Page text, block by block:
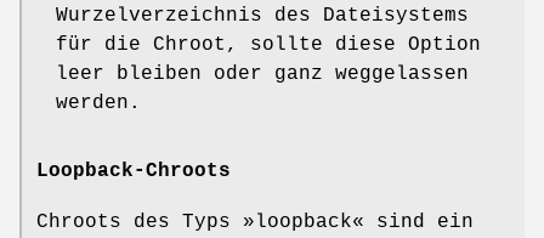
Wurzelverzeichnis des Dateisystems
für die Chroot, sollte diese Option
leer bleiben oder ganz weggelassen
werden.
Loopback-Chroots
Chroots des Typs »loopback« sind ein